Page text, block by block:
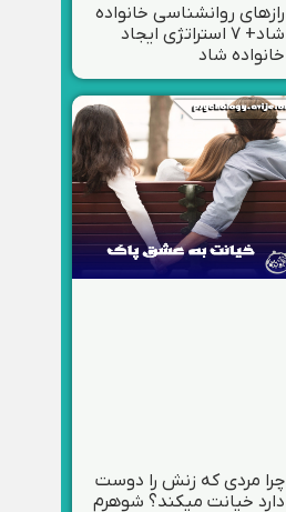
رازهای روانشناسی خانواده
شاد+ ۷ استراتژی ایجاد
خانواده‌ شاد
چرا مردی که زنش را دوست
دارد خیانت میکند؟ شوهرم